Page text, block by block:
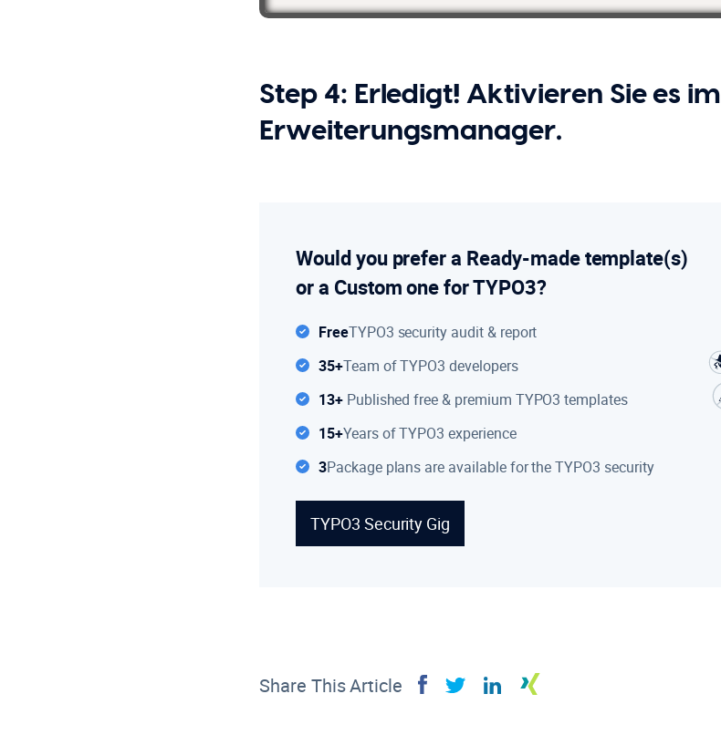
Step 4: Erledigt! Aktivieren Sie es im
Erweiterungsmanager.
Would you prefer a Ready-made template(s)
or a Custom one for TYPO3?
FreeTYPO3 security audit & report
35+Team of TYPO3 developers
13+Published free & premium TYPO3 templates
15+Years of TYPO3 experience
3Package plans are available for the TYPO3 security
TYPO3 Security Gig
Share This Article